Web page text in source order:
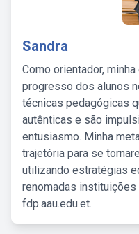
Sandra
Como orientador,
progresso dos alunos
técnicas pedagógicas
autênticas e são
entusiasmo. Minha
trajetória para se
utilizando estratégias
renomadas
fdp.aau.edu.et.